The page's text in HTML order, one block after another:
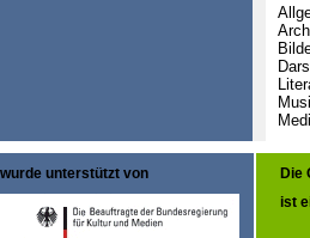
wurde unterstützt von
Die
ist